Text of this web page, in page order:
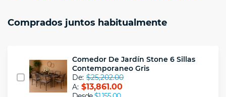
Comprados juntos habitualmente
Comedor De Jardín Stone 6 Sillas
Contemporaneo Gris
De: $25,202.00
A: $13,861.00